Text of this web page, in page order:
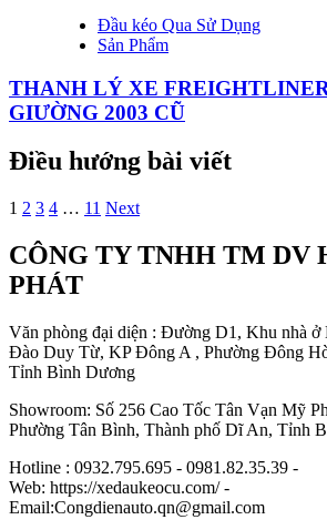
Đầu kéo Qua Sử Dụng
Sản Phẩm
THANH LÝ XE
GIƯỜNG 2003 CŨ
Điều hướng bài viết
1 2 3 4 … 11 Next
CÔNG TY TNHH TM DV
PHÁT
Văn phòng đại diện : Đường D1, Khu nhà ở
Đào Duy Từ, KP Đông A , Phường Đông
Tỉnh Bình Dương
Showroom: Số 256 Cao Tốc Tân Vạn Mỹ
Phường Tân Bình, Thành phố Dĩ An, Tỉnh
Hotline : 0932.795.695 - 0981.82.35.39 -
Web: https://xedaukeocu.com/ -
Email:Congdienauto.qn@gmail.com